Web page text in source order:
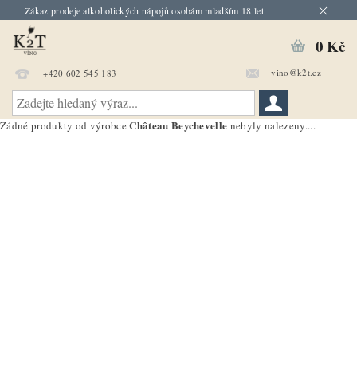
Zákaz prodeje alkoholických nápojů osobám mladším 18 let.
+420 602 545 183 vino@k2t.cz
0 Kč
Žádné produkty od výrobceChâteau Beychevelle nebyly nalezeny....